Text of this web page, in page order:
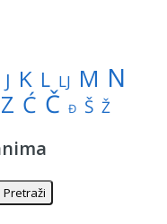
J K L LJ M N
Z Ć Č Đ Š Ž